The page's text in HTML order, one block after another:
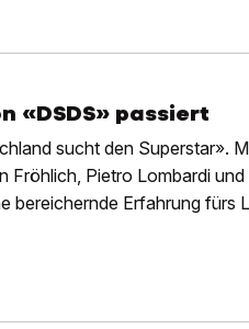
«DSDS» passiert
sucht den Superstar».
Pietro Lombardi und
bereichernde Erfahrung fürs